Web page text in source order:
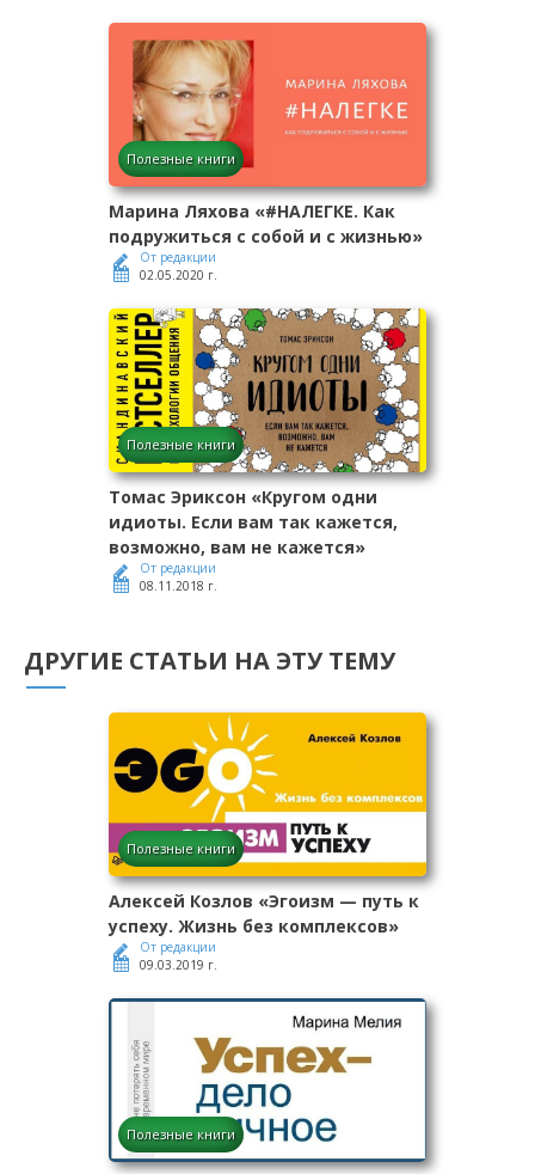
Полезные книги
Марина Ляхова «#НАЛЕГКЕ. Как
подружиться с собой и с жизнью»
От редакции
02.05.2020 г.
Полезные книги
Томас Эриксон «Кругом одни
идиоты. Если вам так кажется,
возможно, вам не кажется»
От редакции
08.11.2018 г.
ДРУГИЕ СТАТЬИ НА ЭТУ ТЕМУ
Полезные книги
Алексей Козлов «Эгоизм — путь к
успеху. Жизнь без комплексов»
От редакции
09.03.2019 г.
Полезные книги